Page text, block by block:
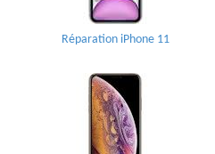
Réparation iPhone 11